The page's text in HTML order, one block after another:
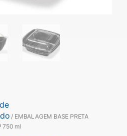
/ EMBALAGEM BASE PRETA
750 ml